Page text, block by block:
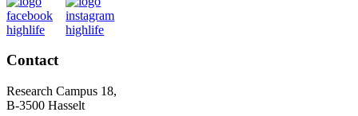
Contact
Research Campus 18,
B-3500 Hasselt